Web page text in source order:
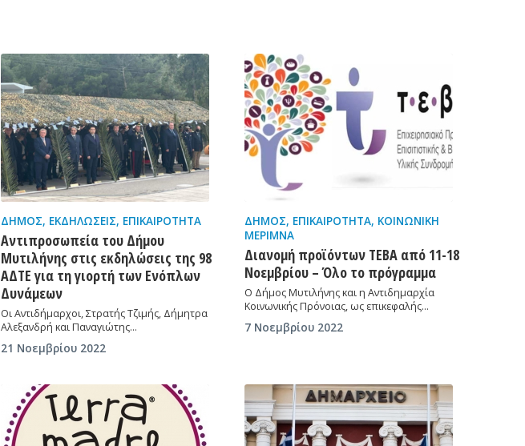
ΔΉΜΟΣ, ΕΚΔΗΛΏΣΕΙΣ, ΕΠΙΚΑΙΡΌΤΗΤΑ
Αντιπροσωπεία του Δήμου
Μυτιλήνης στις εκδηλώσεις της 98
ΑΔΤΕ για τη γιορτή των Ενόπλων
Δυνάμεων
Οι Αντιδήμαρχοι, Στρατής Τζιμής, Δήμητρα
Αλεξανδρή και Παναγιώτης…
21 Νοεμβρίου 2022
ΔΉΜΟΣ, ΕΠΙΚΑΙΡΌΤΗΤΑ, ΚΟΙΝΩΝΙΚΉ
ΜΈΡΙΜΝΑ
Διανομή προϊόντων ΤΕΒΑ από 11-18
Νοεμβρίου – Όλο το πρόγραμμα
Ο Δήμος Μυτιλήνης και η Αντιδημαρχία
Κοινωνικής Πρόνοιας, ως επικεφαλής…
7 Νοεμβρίου 2022